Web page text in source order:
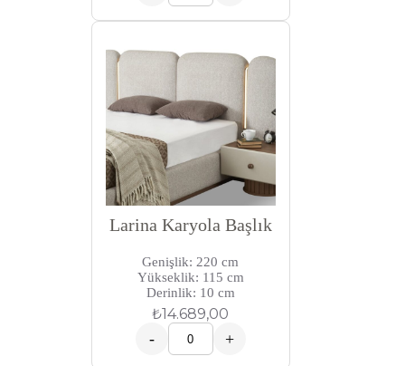
Larina Karyola Başlık
Genişlik: 220 cm
Yükseklik: 115 cm
Derinlik: 10 cm
₺14.689,00
- +